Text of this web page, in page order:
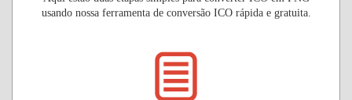
usando nossa ferramenta de conversão ICO rápida e gratuita.